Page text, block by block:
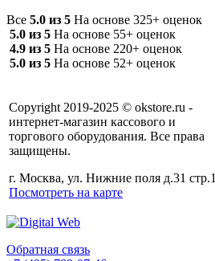
Все 5.0 из 5 На основе 325+ оценок
5.0 из 5 На основе 55+ оценок
4.9 из 5 На основе 220+ оценок
5.0 из 5 На основе 52+ оценок
Copyright 2019-2025 © okstore.ru -
интернет-магазин кассового и
торгового оборудования. Все права
защищены.
г. Москва, ул. Нижние поля д.31 стр.1
Посмотреть на карте
Обратная связь